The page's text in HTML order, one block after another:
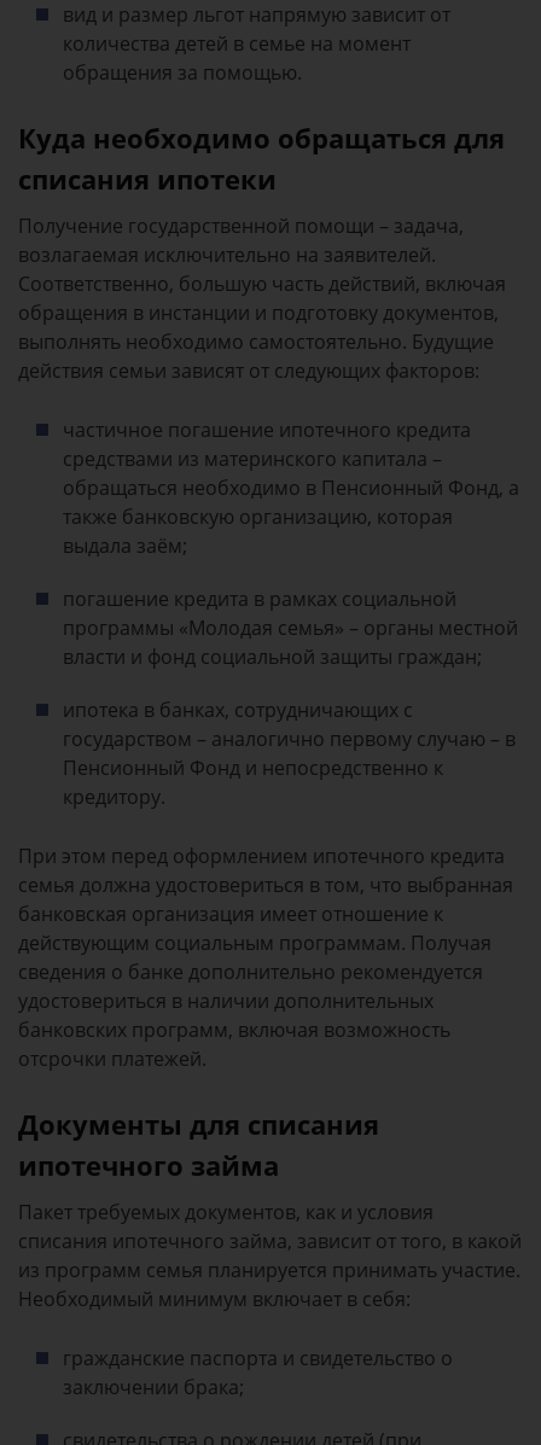
вид и размер льгот напрямую зависит от
количества детей в семье на момент
обращения за помощью.
Куда необходимо обращаться для
списания ипотеки
Получение государственной помощи – задача,
возлагаемая исключительно на заявителей.
Соответственно, большую часть действий, включая
обращения в инстанции и подготовку документов,
выполнять необходимо самостоятельно. Будущие
действия семьи зависят от следующих факторов:
частичное погашение ипотечного кредита
средствами из материнского капитала –
обращаться необходимо в Пенсионный Фонд, а
также банковскую организацию, которая
выдала заём;
погашение кредита в рамках социальной
программы «Молодая семья» – органы местной
власти и фонд социальной защиты граждан;
ипотека в банках, сотрудничающих с
государством – аналогично первому случаю – в
Пенсионный Фонд и непосредственно к
кредитору.
При этом перед оформлением ипотечного кредита
семья должна удостовериться в том, что выбранная
банковская организация имеет отношение к
действующим социальным программам. Получая
сведения о банке дополнительно рекомендуется
удостовериться в наличии дополнительных
банковских программ, включая возможность
отсрочки платежей.
Документы для списания
ипотечного займа
Пакет требуемых документов, как и условия
списания ипотечного займа, зависит от того, в какой
из программ семья планируется принимать участие.
Необходимый минимум включает в себя:
гражданские паспорта и свидетельство о
заключении брака;